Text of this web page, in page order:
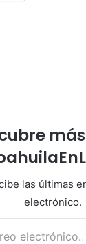
las últimas
electrónico.